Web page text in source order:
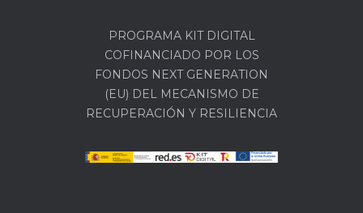
PROGRAMA KIT DIGITAL
COFINANCIADO POR LOS
FONDOS NEXT GENERATION
(EU) DEL MECANISMO DE
RECUPERACIÓN Y RESILIENCIA